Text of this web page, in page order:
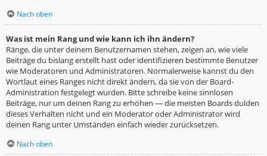
Nach oben
Was ist mein Rang und wie kann ich ihn ändern?
Ränge, die unter deinem Benutzernamen stehen, zeigen an, wie viele
Beiträge du bislang erstellt hast oder identifizieren bestimmte Benutzer
wie Moderatoren und Administratoren. Normalerweise kannst du den
Wortlaut eines Ranges nicht direkt ändern, da sie von der Board-
Administration festgelegt wurden. Bitte schreibe keine sinnlosen
Beiträge, nur um deinen Rang zu erhöhen — die meisten Boards dulden
dieses Verhalten nicht und ein Moderator oder Administrator wird
deinen Rang unter Umständen einfach wieder zurücksetzen.
Nach oben